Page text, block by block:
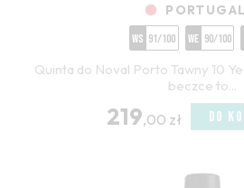
WS 91/100 WE 90/100
Quinta do Noval Porto Tawny 10
beczce to...
219,00 zł DO